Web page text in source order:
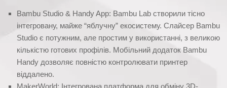
Bambu Studio & Handy App: Bambu Lab створили тісно
інтегровану, майже “яблучну” екосистему. Слайсер Bambu
Studio є потужним, але простим у використанні, з великою
кількістю готових профілів. Мобільний додаток Bambu
Handy дозволяє повністю контролювати принтер
віддалено.
MakerWorld: Інтегрована платформа для обміну 3D-